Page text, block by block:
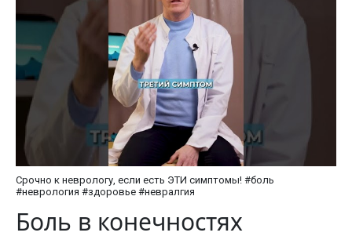
Срочно к неврологу, если есть ЭТИ симптомы! #боль
#неврология #здоровье #невралгия
Боль в конечностях